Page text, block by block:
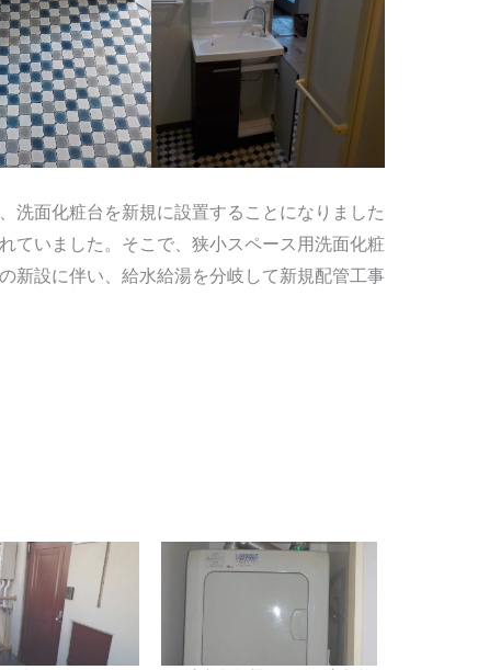
洗面化粧台を新規に設置することになりました
ていました。そこで、狭小スペース用洗面化粧
新設に伴い、給水給湯を分岐して新規配管工事